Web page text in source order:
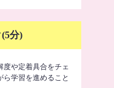
分)
度や定着具合をチェ
ら学習を進めること